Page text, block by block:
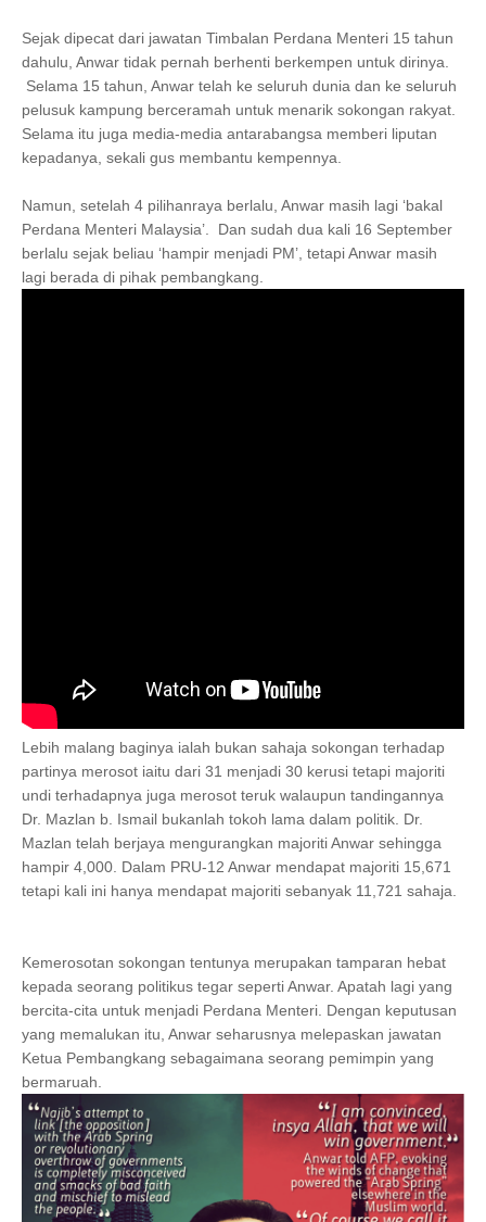
Sejak dipecat dari jawatan Timbalan Perdana Menteri 15 tahun
dahulu, Anwar tidak pernah berhenti berkempen untuk dirinya.
Selama 15 tahun, Anwar telah ke seluruh dunia dan ke seluruh
pelusuk kampung berceramah untuk menarik sokongan rakyat.
Selama itu juga media-media antarabangsa memberi liputan
kepadanya, sekali gus membantu kempennya.
Namun, setelah 4 pilihanraya berlalu, Anwar masih lagi ‘bakal
Perdana Menteri Malaysia’. Dan sudah dua kali 16 September
berlalu sejak beliau ‘hampir menjadi PM’, tetapi Anwar masih
lagi berada di pihak pembangkang.
Lebih malang baginya ialah bukan sahaja sokongan terhadap
partinya merosot iaitu dari 31 menjadi 30 kerusi tetapi majoriti
undi terhadapnya juga merosot teruk walaupun tandingannya
Dr. Mazlan b. Ismail bukanlah tokoh lama dalam politik. Dr.
Mazlan telah berjaya mengurangkan majoriti Anwar sehingga
hampir 4,000. Dalam PRU-12 Anwar mendapat majoriti 15,671
tetapi kali ini hanya mendapat majoriti sebanyak 11,721 sahaja.
Kemerosotan sokongan tentunya merupakan tamparan hebat
kepada seorang politikus tegar seperti Anwar. Apatah lagi yang
bercita-cita untuk menjadi Perdana Menteri. Dengan keputusan
yang memalukan itu, Anwar seharusnya melepaskan jawatan
Ketua Pembangkang sebagaimana seorang pemimpin yang
bermaruah.